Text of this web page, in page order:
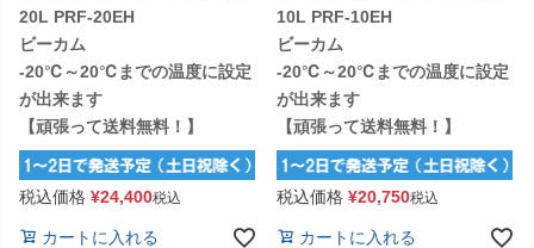
20L PRF-20EH
ビーカム
-20℃～20℃までの温度に設定
が出来ます
【頑張って送料無料！】
税込価格 ¥24,400税込
カートに入れる
10L PRF-10EH
ビーカム
-20℃～20℃までの温度に設定
が出来ます
【頑張って送料無料！】
税込価格 ¥20,750税込
カートに入れる